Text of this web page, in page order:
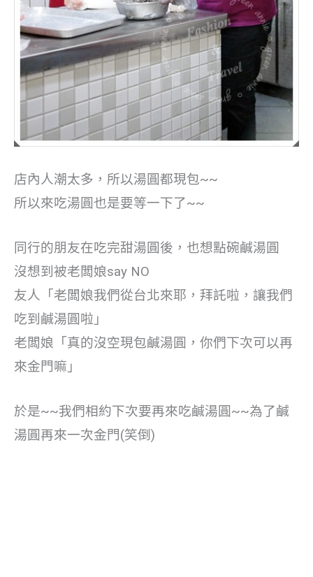
店內人潮太多，所以湯圓都現包~~
所以來吃湯圓也是要等一下了~~
同行的朋友在吃完甜湯圓後，也想點碗鹹湯圓
沒想到被老闆娘say NO
友人「老闆娘我們從台北來耶，拜託啦，讓我們
吃到鹹湯圓啦」
老闆娘「真的沒空現包鹹湯圓，你們下次可以再
來金門嘛」
於是~~我們相約下次要再來吃鹹湯圓~~為了鹹
湯圓再來一次金門(笑倒)